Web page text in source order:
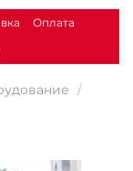
Оплата